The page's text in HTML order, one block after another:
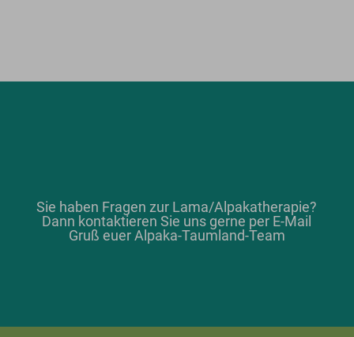
Sie haben Fragen zur Lama/Alpakatherapie?
Dann kontaktieren Sie uns gerne per E-Mail
Gruß euer Alpaka-Taumland-Team